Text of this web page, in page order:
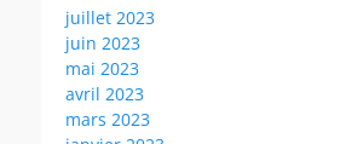
juillet 2023
juin 2023
mai 2023
avril 2023
mars 2023